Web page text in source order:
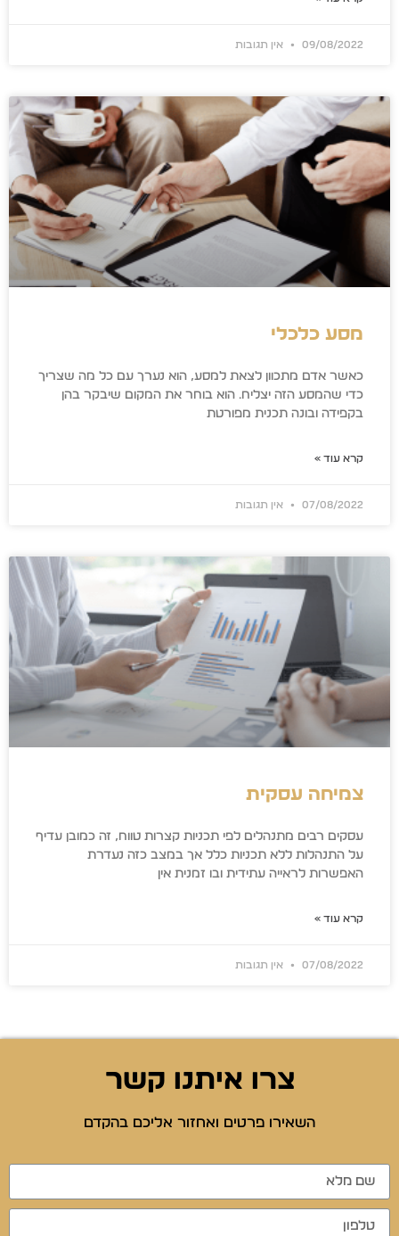
09/08/2022 אין תגובות
מסע כלכלי
כאשר אדם מתכוון לצאת למסע, הוא נערך עם כל מה שצריך
כדי שהמסע הזה יצליח. הוא בוחר את המקום שיבקר בהן
בקפידה ובונה תכנית מפורטת
קרא עוד »
07/08/2022 אין תגובות
צמיחה עסקית
עסקים רבים מתנהלים לפי תכניות קצרות טווח, זה כמובן עדיף
על התנהלות ללא תכניות כלל אך במצב כזה נעדרת
האפשרות לראייה עתידית ובו זמנית אין
קרא עוד »
07/08/2022 אין תגובות
צרו איתנו קשר
השאירו פרטים ואחזור אליכם בהקדם